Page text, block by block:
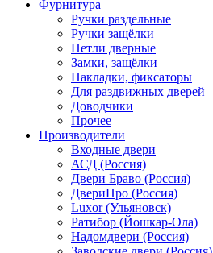
Фурнитура
Ручки раздельные
Ручки защёлки
Петли дверные
Замки, защёлки
Накладки, фиксаторы
Для раздвижных дверей
Доводчики
Прочее
Производители
Входные двери
АСД (Россия)
Двери Браво (Россия)
ДвериПро (Россия)
Luxor (Ульяновск)
Ратибор (Йошкар-Ола)
Надомдвери (Россия)